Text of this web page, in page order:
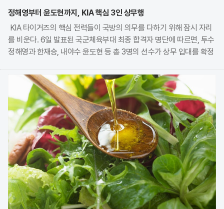
정해영부터 윤도현까지, KIA 핵심 3인 상무행
KIA 타이거즈의 핵심 전력들이 국방의 의무를 다하기 위해 잠시 자리
를 비운다. 6일 발표된 국군체육부대 최종 합격자 명단에 따르면, 투수
정해영과 한재승, 내야수 윤도현 등 총 3명의 선수가 상무 입대를 확정
을 보였으나, 최종적으로 구단과